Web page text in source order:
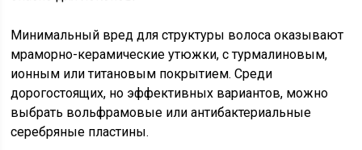
Минимальный вред для структуры волоса оказывают
мраморно-керамические утюжки, с турмалиновым,
ионным или титановым покрытием. Среди
дорогостоящих, но эффективных вариантов, можно
выбрать вольфрамовые или антибактериальные
серебряные пластины.